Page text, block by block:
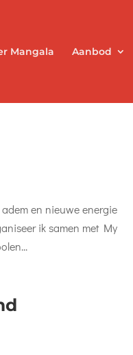
Mangala Aanbod
en nieuwe energie
ik samen met My